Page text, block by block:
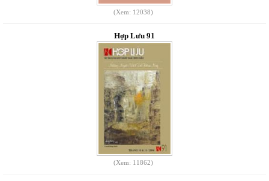
(Xem: 12038)
Hợp Lưu 91
(Xem: 11862)